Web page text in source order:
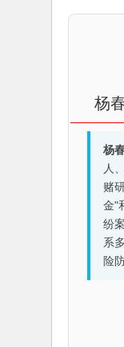
杨
杨
人
赌
金"
纷
系
险